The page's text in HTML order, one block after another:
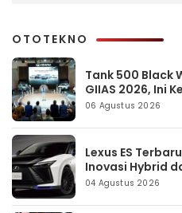
OTOTEKNO
Tank 500 Black
GIIAS 2026, Ini
06 Agustus 2026
Lexus ES
Inovasi Hybrid
04 Agustus 2026